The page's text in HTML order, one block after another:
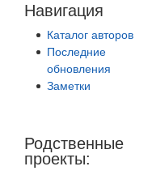
Навигация
Каталог авторов
Последние
обновления
Заметки
Родственные
проекты: